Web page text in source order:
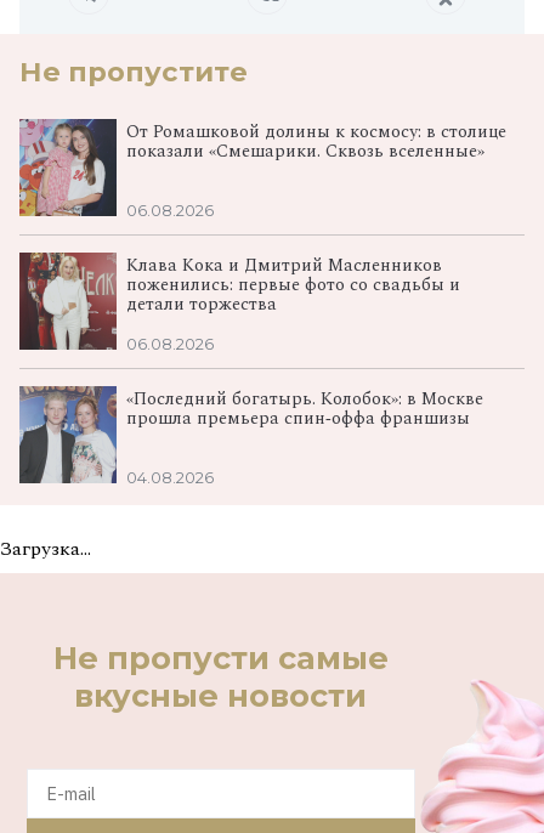
Не пропустите
От Ромашковой долины к космосу: в столице
показали «Смешарики. Сквозь вселенные»
06.08.2026
Клава Кока и Дмитрий Масленников
поженились: первые фото со свадьбы и
детали торжества
06.08.2026
«Последний богатырь. Колобок»: в Москве
прошла премьера спин‑оффа франшизы
04.08.2026
Загрузка...
Не пропусти самые
вкусные новости